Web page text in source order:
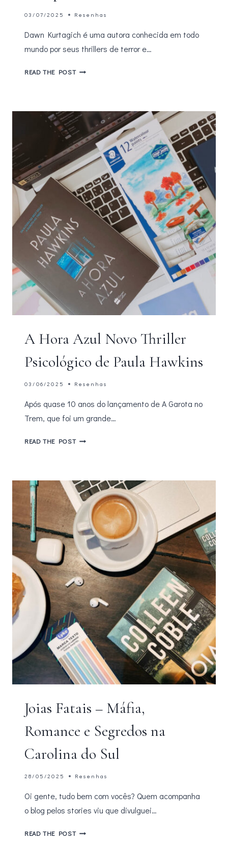
03/07/2025 Resenhas
Dawn Kurtagich é uma autora conhecida em todo
mundo por seus thrillers de terror e…
READ THE POSTA
SOBRE
LENDAS
E
GAROTAS
DESAPARECIDAS
A Hora Azul Novo Thriller
Psicológico de Paula Hawkins
03/06/2025 Resenhas
Após quase 10 anos do lançamento de A Garota no
Trem, que foi um grande…
READ THE POSTA
THRILLER
PSICOLÓGICO
DE
PAULA
HAWKINS
Joias Fatais – Máfia,
Romance e Segredos na
Carolina do Sul
28/05/2025 Resenhas
Oi gente, tudo bem com vocês? Quem acompanha
o blog pelos stories viu que divulguei…
READ THE POSTJOIAS